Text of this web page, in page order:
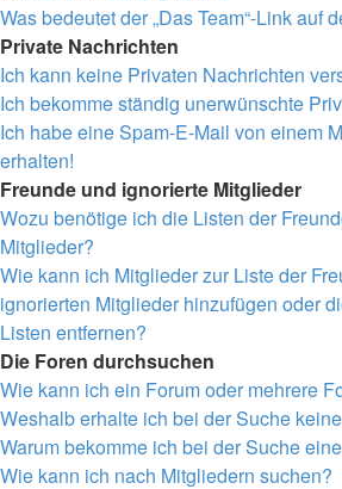
Was bedeutet der „Das Team“-Link auf
Private Nachrichten
Ich kann keine Privaten Nachrichten
Ich bekomme ständig unerwünschte
Ich habe eine Spam-E-Mail von einem
erhalten!
Freunde und ignorierte Mitglieder
Wozu benötige ich die Listen der
Mitglieder?
Wie kann ich Mitglieder zur Liste der
ignorierten Mitglieder hinzufügen oder
Listen entfernen?
Die Foren durchsuchen
Wie kann ich ein Forum oder mehrere
Weshalb erhalte ich bei der Suche
Warum bekomme ich bei der Suche
Wie kann ich nach Mitgliedern suchen?